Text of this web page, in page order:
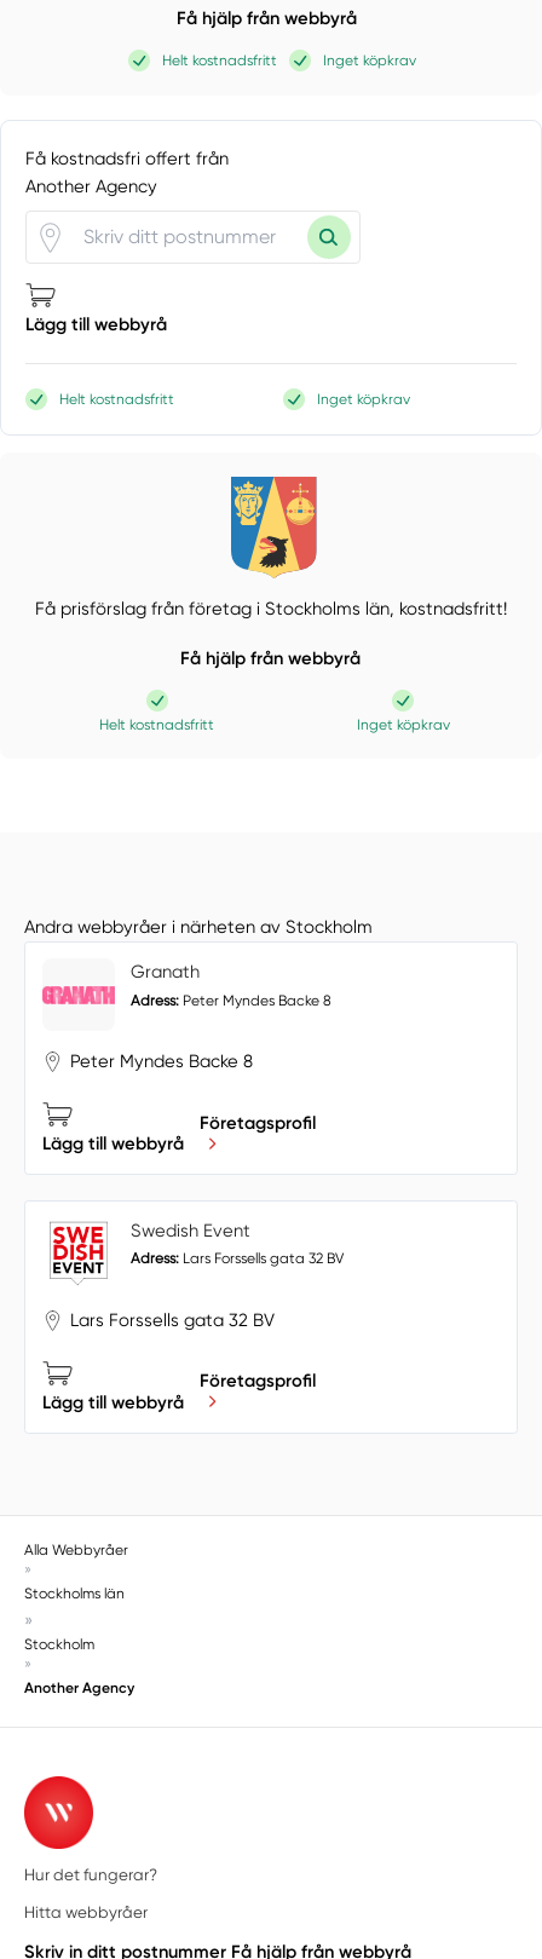
Få hjälp från webbyrå
Helt kostnadsfritt Inget köpkrav
Få kostnadsfri offert från
Another Agency
Lägg till webbyrå
Helt kostnadsfritt Inget köpkrav
Få prisförslag från företag i Stockholms län, kostnadsfritt!
Få hjälp från webbyrå
Helt kostnadsfritt Inget köpkrav
Andra webbyråer i närheten av Stockholm
Granath
Adress: Peter Myndes Backe 8
Peter Myndes Backe 8
Lägg till webbyrå
Företagsprofil
Swedish Event
Adress: Lars Forssells gata 32 BV
Lars Forssells gata 32 BV
Lägg till webbyrå
Företagsprofil
Alla Webbyråer
»
Stockholms län
»
Stockholm
»
Another Agency
Hur det fungerar?
Hitta webbyråer
Skriv in ditt postnummer Få hjälp från webbyrå